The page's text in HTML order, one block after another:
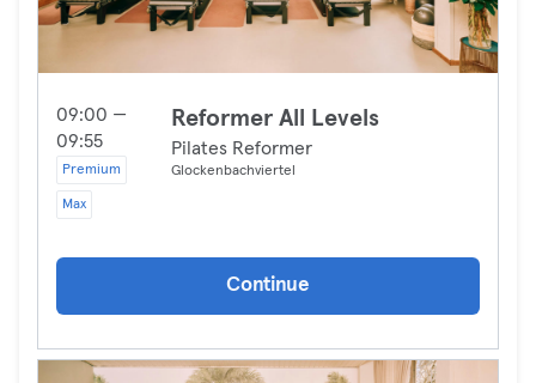
09:00 —
09:55
Premium
Max
Reformer All Levels
Pilates Reformer
Glockenbachviertel
Continue